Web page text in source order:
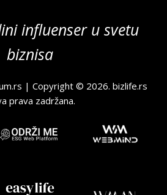
influenser u svetu
biznisa
| Copyright © 2026.bizlife.rs
prava zadržana.